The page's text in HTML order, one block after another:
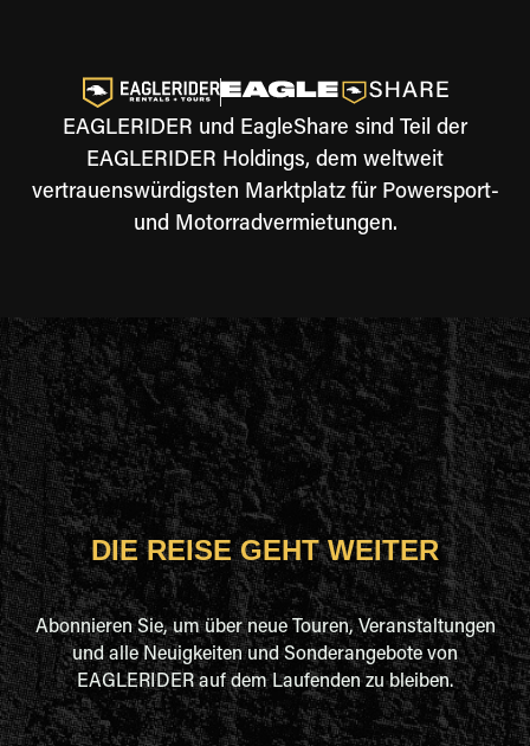
EAGLERIDER und EagleShare sind Teil der
EAGLERIDER Holdings, dem weltweit
vertrauenswürdigsten Marktplatz für Powersport-
und Motorradvermietungen.
DIE REISE GEHT WEITER
Abonnieren Sie, um über neue Touren, Veranstaltungen
und alle Neuigkeiten und Sonderangebote von
EAGLERIDER auf dem Laufenden zu bleiben.